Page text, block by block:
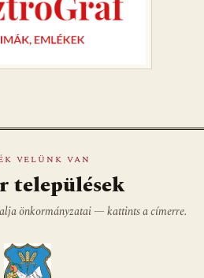
VELÜNK VAN
települések
önkormányzatai — kattints a címerre.